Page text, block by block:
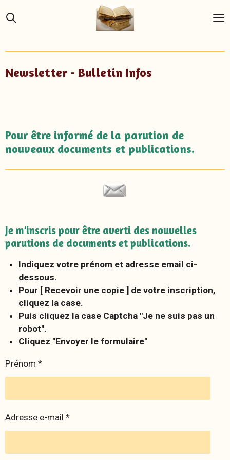
Passer
au
principal
Newsletter - Bulletin Infos
Pour être informé de la parution de
nouveaux documents et publications.
Je m'inscris pour être averti des nouvelles
parutions de documents et publications.
Indiquez votre prénom et adresse email ci-
dessous.
Pour [ Recevoir une copie ] de votre inscription,
cliquez la case.
Puis cliquez la case Captcha "Je ne suis pas un
robot".
Cliquez "Envoyer le formulaire"
Prénom *
Adresse e-mail *